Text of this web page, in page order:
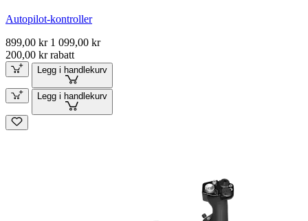
Autopilot-kontroller
899,00 kr 1 099,00 kr
200,00 kr rabatt
Legg i handlekurv
Legg i handlekurv